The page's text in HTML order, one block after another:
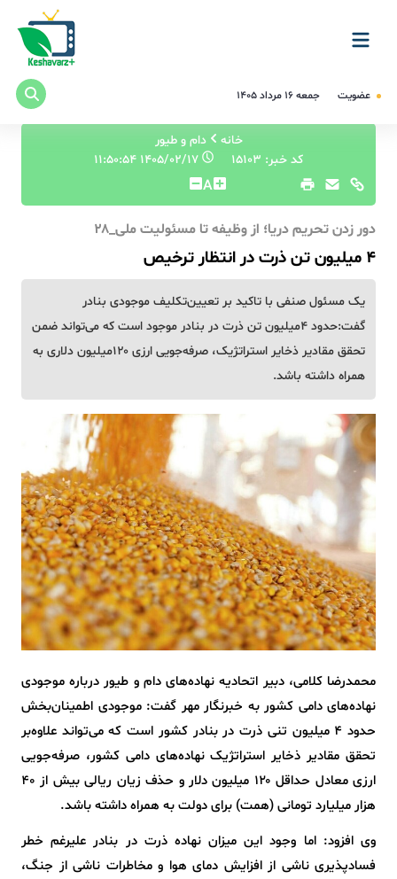
عضویت جمعه ۱۶ مرداد ۱۴۰۵
خانه
دام و طیور
کد خبر: 15103
۱۴۰۵/۰۲/۱۷ ۱۱:۵۰:۵۴
A
دور زدن تحریم دریا؛ از وظیفه تا مسئولیت ملی_۲۸
۴ میلیون تن ذرت در انتظار ترخیص
یک مسئول صنفی با تاکید بر تعیین‌تکلیف موجودی بنادر
گفت:حدود ۴میلیون تن ذرت در بنادر موجود است که می‌تواند ضمن
تحقق مقادیر ذخایر استراتژیک، صرفه‌جویی ارزی ۱۲۰میلیون دلاری به
همراه داشته باشد.
محمدرضا کلامی، دبیر اتحادیه نهاده‌های دام و طیور درباره موجودی
نهاده‌های دامی کشور به خبرنگار مهر گفت: موجودی اطمینان‌بخش
حدود ۴ میلیون تنی ذرت در بنادر کشور است که می‌تواند علاوه‌بر
تحقق مقادیر ذخایر استراتژیک نهاده‌های دامی کشور، صرفه‌جویی
ارزی معادل حداقل ۱۲۰ میلیون دلار و حذف زیان ریالی بیش از ۴۰
هزار میلیارد تومانی (همت) برای دولت به همراه داشته باشد.
وی افزود: اما وجود این میزان نهاده ذرت در بنادر علیرغم خطر
فسادپذیری ناشی از افزایش دمای هوا و مخاطرات ناشی از جنگ،